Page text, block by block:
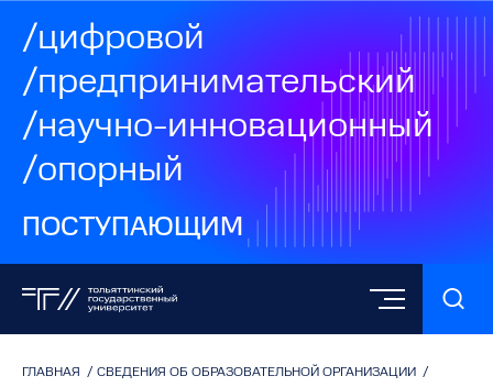
/цифровой
/предпринимательский
/научно-инновационный
/опорный
ПОСТУПАЮЩИМ
ГЛАВНАЯ / СВЕДЕНИЯ ОБ ОБРАЗОВАТЕЛЬНОЙ ОРГАНИЗАЦИИ /